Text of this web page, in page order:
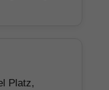
Platz,